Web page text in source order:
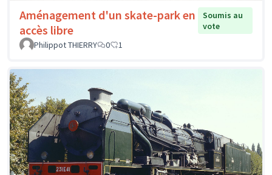
Aménagement d'un skate-park en
accès libre
Soumis au
vote
Philippot THIERRY
0 1